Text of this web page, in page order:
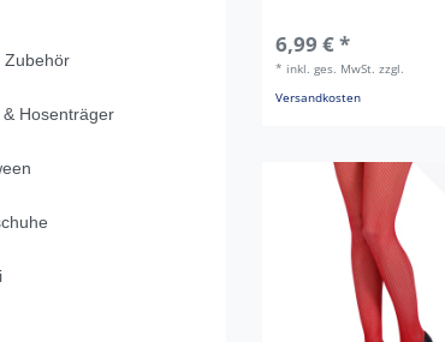
Zubehör
Hosenträger
6,99 € *
* inkl. ges. MwSt. zzgl.
Versandkosten